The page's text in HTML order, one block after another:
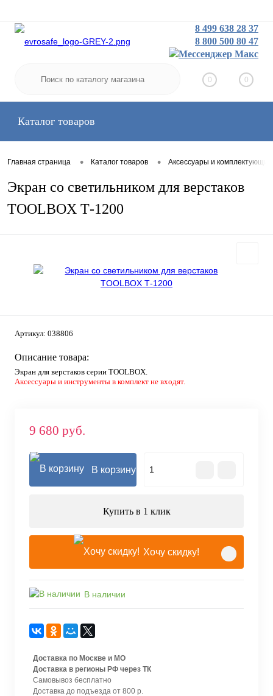
Заказать звонок
8 499 638 28 37
8 800 500 80 47
0 0
Каталог товаров
Главная страница • Каталог товаров • Аксессуары и комплектующие
Экран со светильником для верстаков
TOOLBOX Т-1200
Артикул: 038806
Описание товара:
Экран для верстаков серии TOOLBOX.
Аксессуары и инструменты в комплект не входят.
9 680 руб.
В корзину
Купить в 1 клик
Хочу скидку!
В наличии
Доставка по Москве и МО
Доставка в регионы РФ через ТК
Самовывоз бесплатно
Доставка до подъезда от 800 р.